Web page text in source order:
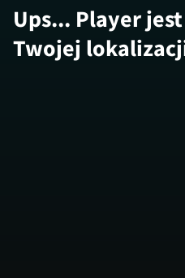
Ups... Player
Twojej